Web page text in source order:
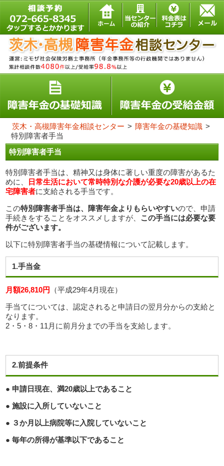
茨木・高槻障害年金相談センター > 障害年金の基礎知識 >
特別障害者手当
特別障害者手当
特別障害者手当は、精神又は身体に著しい重度の障害があるた
めに、
日常生活において常時特別な介護が必要な20歳以上の在
宅障害者に支給される手当です。
この特別障害者手当は、障害年金よりもらいやすいので、申請
手続きをすることをオススメしますが、 この手当には必要な要
件がございます。
以下に特別障害者手当の基礎情報について記載します。
1.手当金
月額26,810円
（平成29年4月現在）
手当てについては、認定されると申請日の翌月分からの支給と
なります。
2・5・8・11月に前月分までの手当を支給します。
2.前提条件
● 申請日現在、満20歳以上であること
● 施設に入所していないこと
● ３か月以上病院等に入院していないこと
● 毎年の所得が基準以下であること